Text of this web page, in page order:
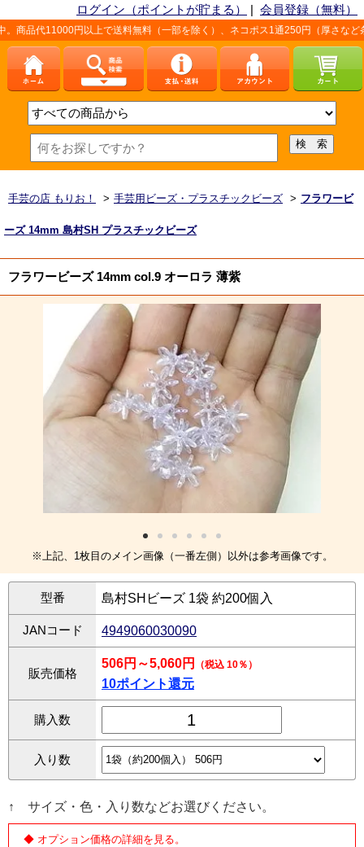
ログイン（ポイントが貯まる） | 会員登録（無料）
上で送料無料（一部を除く）、ネコポス1通250円（厚さなど条件あり）。詳し
手芸の店 もりお！ > 手芸用ビーズ・プラスチックビーズ > フラワービ
ーズ 14mm 島村SH プラスチックビーズ
フラワービーズ 14mm col.9 オーロラ 薄紫
※上記、1枚目のメイン画像（一番左側）以外は参考画像です。
型番 島村SHビーズ 1袋 約200個入
JANコード 4949060030090
販売価格
506円～5,060円 （税込 10％）
10ポイント還元
購入数
入り数
↑ サイズ・色・入り数などお選びください。
◆ オプション価格の詳細を見る。